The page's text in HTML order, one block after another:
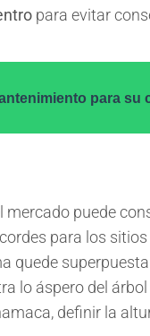
para evitar
para su
mercado puede
para los
quede
lo áspero del
definir la